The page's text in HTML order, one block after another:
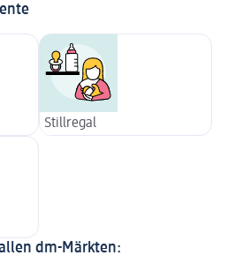
Stillregal
dm-Märkten: